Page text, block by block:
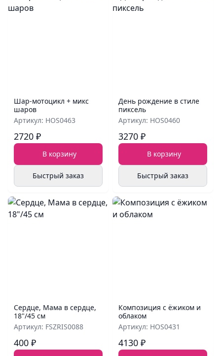
Шар‑мотоцикл + микс
шаров
Артикул: HOS0463
2720 ₽
В корзину
Быстрый заказ
День рождение в стиле
пиксель
Артикул: HOS0460
3270 ₽
В корзину
Быстрый заказ
Сердце, Мама в сердце,
18"/45 см
Артикул: FSZRIS0088
400 ₽
Композиция с ёжиком и
облаком
Артикул: HOS0431
4130 ₽